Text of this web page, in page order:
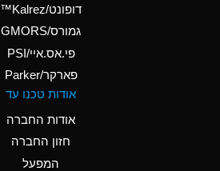
Ammonium Phosphate
A
Ammonium Sulfate
*
Amyl Acetate (Banana
דופונט/Kalrez™
גמורס/GMORS
פי.אס.איי/PSI
פארקר/Parker
אודות טכנו עד
אודות החברה
חזון החברה
המפעל